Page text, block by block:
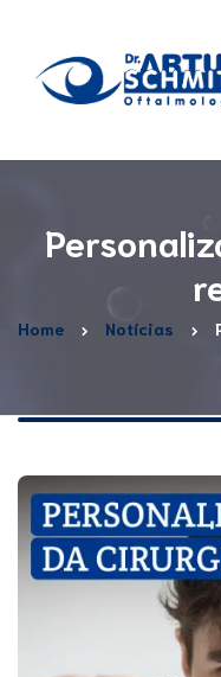
Home Notícias